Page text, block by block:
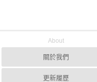
About
關於我們
更新履歷